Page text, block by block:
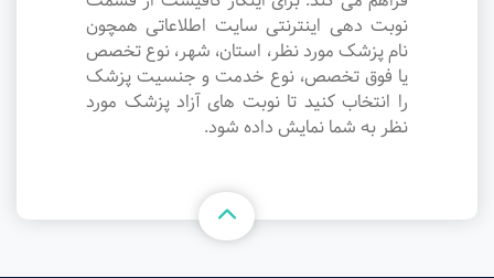
نوبت دهی اینترنتی سایت اطلاعاتی همچون
نام پزشک مورد نظر، استان، شهر، نوع تخصص
یا فوق تخصص، نوع خدمت و جنسیت پزشک
را انتخاب کنید تا نوبت های آزاد پزشک مورد
نظر به شما نمایش داده شود.